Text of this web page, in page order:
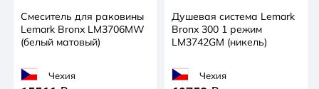
Смеситель для раковины
Lemark Bronx LM3706MW
(белый матовый)
Чехия
Душевая система Lemark
Bronx 300 1 режим
LM3742GM (никель)
Чехия